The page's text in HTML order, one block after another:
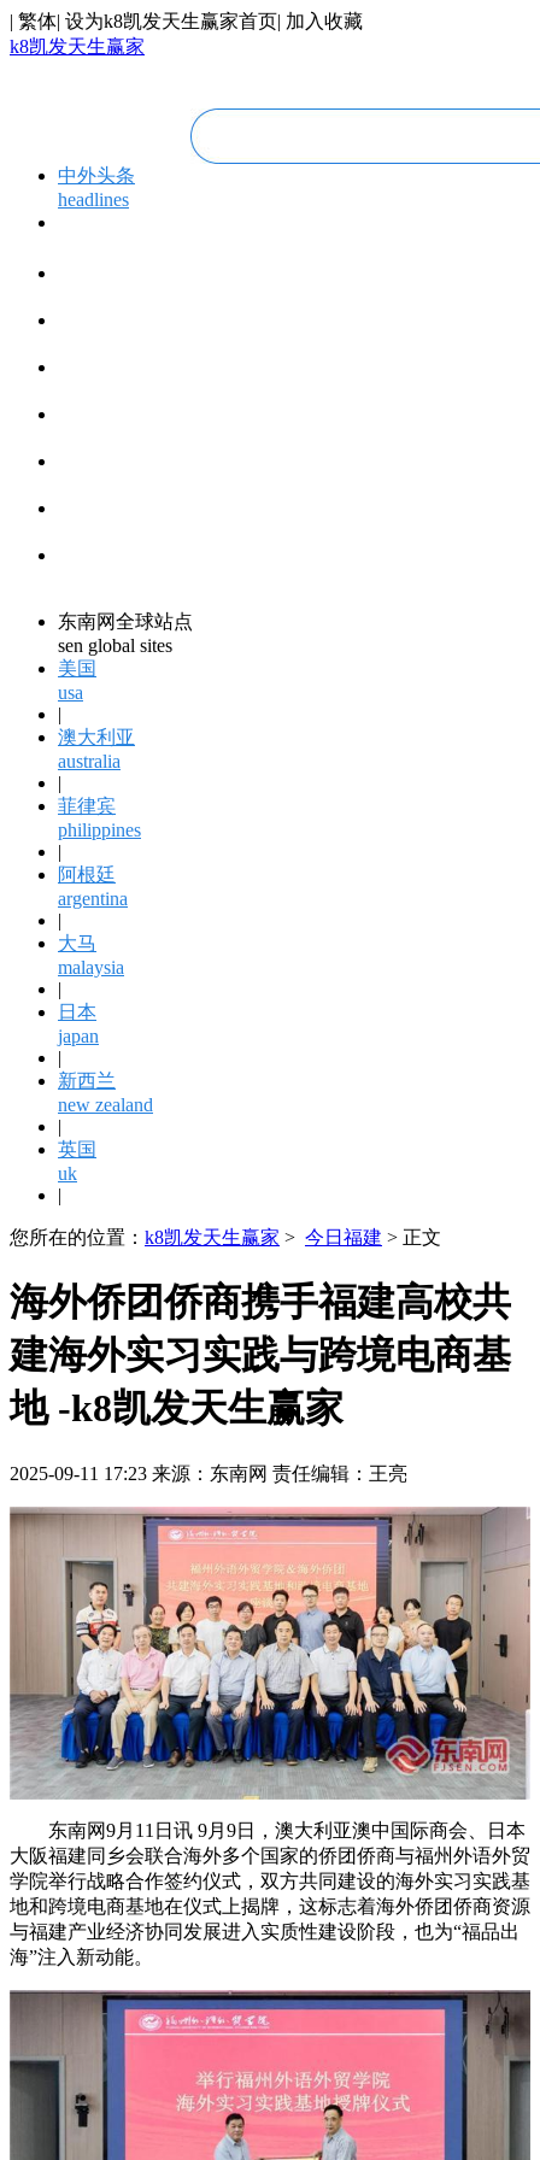
| 繁体| 设为k8凯发天生赢家首页| 加入收藏
k8凯发天生赢家
中外头条
headlines
东南网全球站点
sen global sites
美国
usa
|
澳大利亚
australia
|
菲律宾
philippines
|
阿根廷
argentina
|
大马
malaysia
|
日本
japan
|
新西兰
new zealand
|
英国
uk
|
您所在的位置： k8凯发天生赢家 > 今日福建 > 正文
海外侨团侨商携手福建高校共
建海外实习实践与跨境电商基
地 -k8凯发天生赢家
2025-09-11 17:23 来源：东南网 责任编辑：王亮
东南网9月11日讯 9月9日，澳大利亚澳中国际商会、日本
大阪福建同乡会联合海外多个国家的侨团侨商与福州外语外贸
学院举行战略合作签约仪式，双方共同建设的海外实习实践基
地和跨境电商基地在仪式上揭牌，这标志着海外侨团侨商资源
与福建产业经济协同发展进入实质性建设阶段，也为“福品出
海”注入新动能。